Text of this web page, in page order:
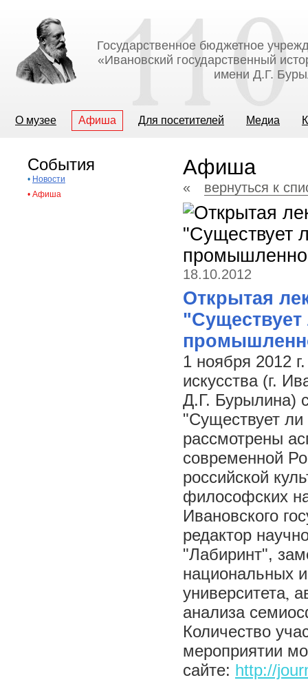
Государственное бюджетное
«Ивановский государственный
имени Д.Г.
О музее Афиша Для посетителей Медиа
События
• Новости
• Афиша
Афиша
« вернуться к
18.10.2012
Открытая
"Существует
1 ноября 2012
искусства (г.
Д.Г. Бурылина)
"Существует ли
рассмотрены
современной
российской
философских
Ивановского
редактор
"Лабиринт",
национальных
университета,
анализа
Количество
мероприятии
сайте: http://